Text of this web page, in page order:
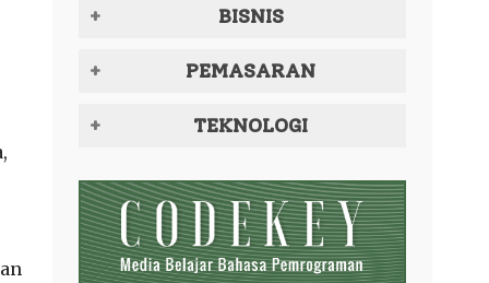
BISNIS
PEMASARAN
TEKNOLOGI